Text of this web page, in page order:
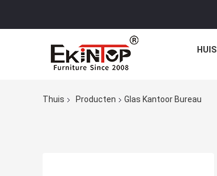
HUIS
Thuis Producten Glas Kantoor Bureau